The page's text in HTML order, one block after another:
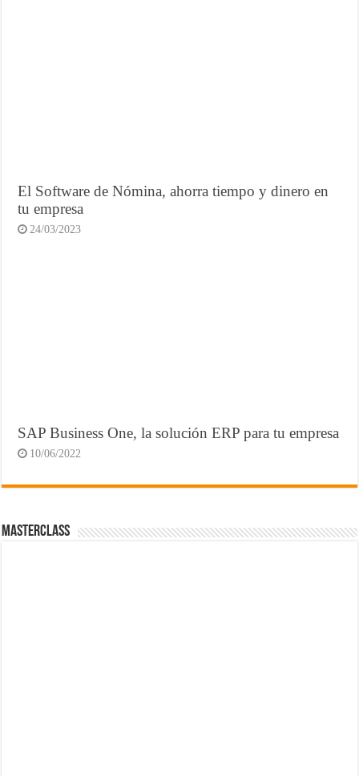
El Software de Nómina, ahorra tiempo y dinero en
tu empresa
24/03/2023
SAP Business One, la solución ERP para tu empresa
10/06/2022
MasterClass